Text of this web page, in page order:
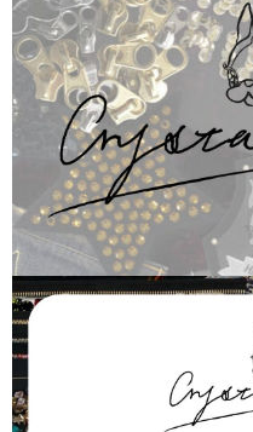
宅配
每筆NT$120，滿NT$1,000(含
離島宅配
每筆NT$120，滿NT$1,000(
國家/地區配送